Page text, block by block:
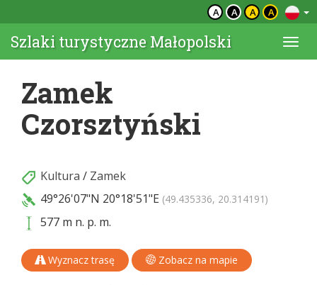
A A A A
Szlaki turystyczne Małopolski
Zamek
Czorsztyński
Kultura / Zamek
49°26'07"N 20°18'51"E (49.435336, 20.314191)
577 m n. p. m.
Wyznacz trasę Zobacz na mapie